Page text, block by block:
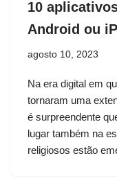
10
Android ou
agosto 10, 2023
Na era digital em
tornaram uma
é surpreendente
lugar também na
religiosos estão